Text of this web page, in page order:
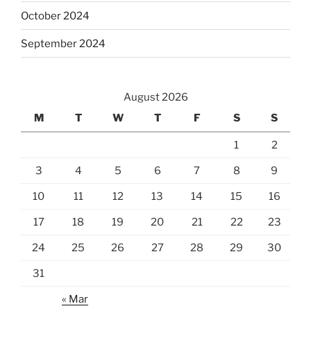
October 2024
September 2024
August 2026
M
T W T F S S
1 2
3 4 5 6 7 8 9
10 11 12 13 14 15 16
17 18 19 20 21 22 23
24 25 26 27 28 29 30
31
« Mar